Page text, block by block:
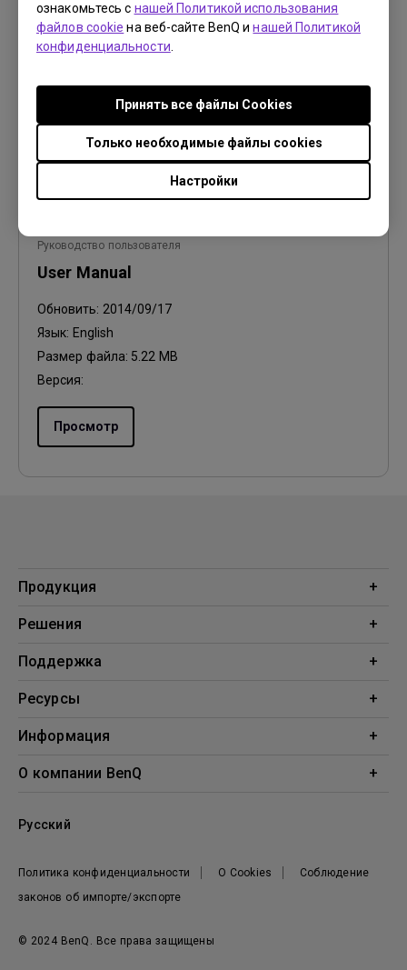
ознакомьтесь с нашей Политикой использования
файлов cookie на веб-сайте BenQ инашей Политикой
конфиденциальности
Настройки
Только необходимые файлы cookies
Принять все файлы Сookies
2013/10/14
Язык:Russian
Версия:
Просмотр
Руководство пользователя
User Manual
Обновить: 2014/09/17
Язык: English
Размер файла: 5.22 MB
Версия:
Просмотр
Продукция
Проекторы
Решения
Образование
Поддержка
Поддержка
Ресурсы
Проекционный калькулятор
Информация
BenQ AQCOLOR
О компании BenQ
Новости
© 2024 BenQ. Все права защищены
Политика конфиденциальности О Cookies
Соблюдение
законов об импорте/экспорте
Русский